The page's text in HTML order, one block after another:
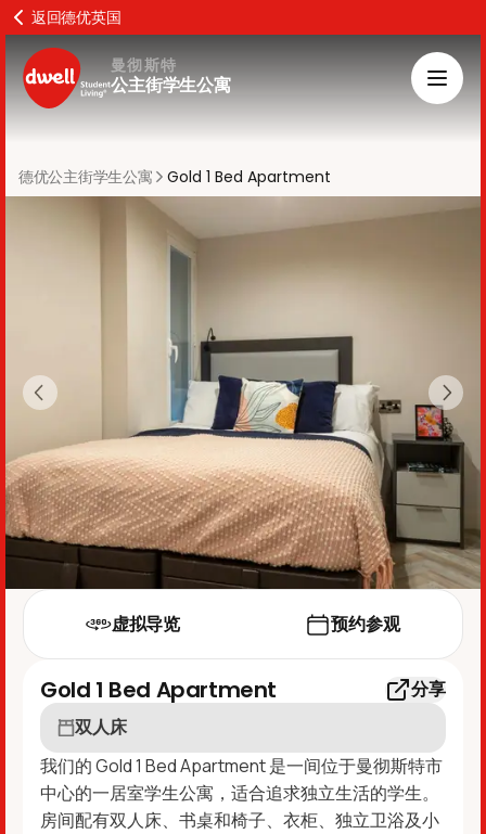
返回德优英国
曼彻斯特
公主街学生公寓
德优公主街学生公寓 Gold 1 Bed Apartment
Previous slide
虚拟导览 预约参观
Gold 1 Bed Apartment
分享
双人床
我们的 Gold 1 Bed Apartment 是一间位于曼彻斯特市
中心的一居室学生公寓，适合追求独立生活的学生。
房间配有双人床、书桌和椅子、衣柜、独立卫浴及小